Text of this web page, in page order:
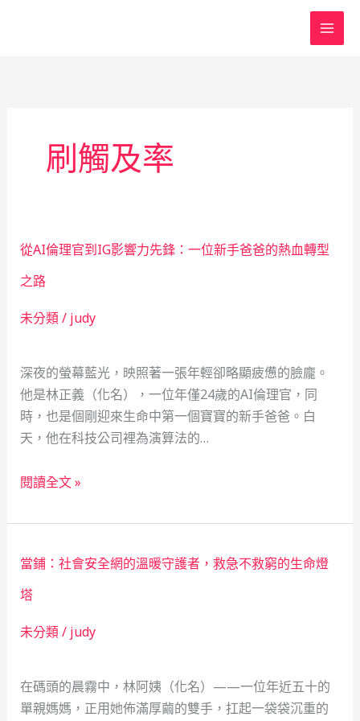
刷觸及率
從AI倫理官到IG影響力先鋒：一位新手爸爸的熱血轉型
之路
未分類/ judy
深夜的螢幕藍光，映照著一張年輕卻略顯疲憊的臉龐。
他是林正義（化名），一位年僅24歲的AI倫理官，同
時，也是個剛迎來生命中第一個寶寶的新手爸爸。白
天，他在科技公司裡為演算法的…
從
倫
官
到
影
力
先
閱讀全文 »
當鋪：社會安全網的溫暖守護者，救急不救窮的生命燈
塔
未分類/ judy
在碼頭的晨霧中，林阿姨（化名）——一位年近五十的
單親媽媽，正用她佈滿厚繭的雙手，扛起一袋袋沉重的